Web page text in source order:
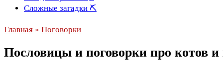
Сложные загадки ⛏
Главная » Поговорки
Пословицы и поговорки про котов